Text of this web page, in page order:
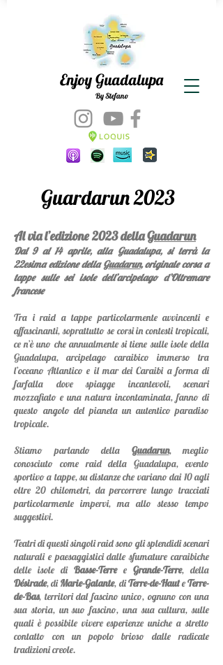
Enjoy Guadalupa
By Stefano
Guardarun 2023
Al via l’edizione 2023 dellaGuadarun
Dal 9 al 14 aprile, alla Guadalupa, si terrà la
22esima edizione dellaGuadarun, originale corsa a
tappe sulle sei isole dell’arcipelago d’Oltremare
francese
Tra i raid a tappe particolarmente avvincenti e
affascinanti, soprattutto se corsi in contesti tropicali,
ce n’è uno che annualmente si tiene sulle isole della
Guadalupa, arcipelago caraibico immerso tra
l’oceano Atlantico e il mar dei Caraibi a forma di
farfalla dove spiagge incantevoli, scenari
mozzafiato e una natura incontaminata, fanno di
questo angolo del pianeta un autentico paradiso
tropicale.
Stiamo parlando della Guadarun, meglio
conosciuto come raid della Guadalupa, evento
sportivo a tappe, su distanze che variano dai 10 agli
oltre 20 chilometri, da percorrere lungo tracciati
particolarmente impervi, ma allo stesso tempo
suggestivi.
Teatri di questi singoli raid sono gli splendidi scenari
naturali e paesaggistici dalle sfumature caraibiche
delle isole di Basse-Terree Grande-Terre, della
Désirade, diMarie-Galante, diTerre-de-HauteTerre-
de-Bas, territori dal fascino unico, ognuno con una
sua storia, un suo fascino, una sua cultura, sulle
quali è possibile vivere esperienze uniche a stretto
contatto con un popolo brioso dalle radicate
tradizioni creole.